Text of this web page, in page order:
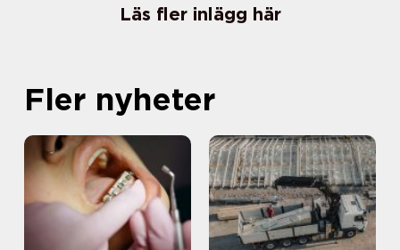
Läs fler inlägg här
Fler nyheter